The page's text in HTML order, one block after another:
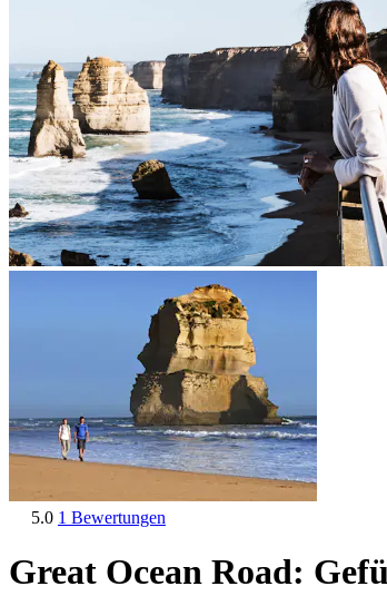
5.0 1 Bewertungen
Great Ocean Road: